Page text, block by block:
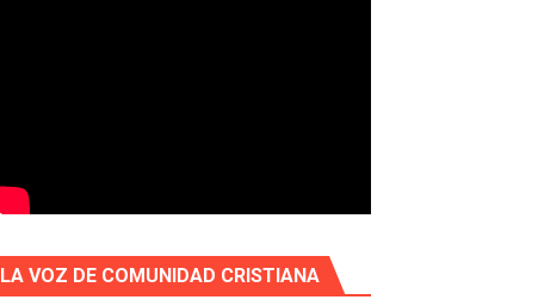
LA VOZ DE COMUNIDAD CRISTIANA